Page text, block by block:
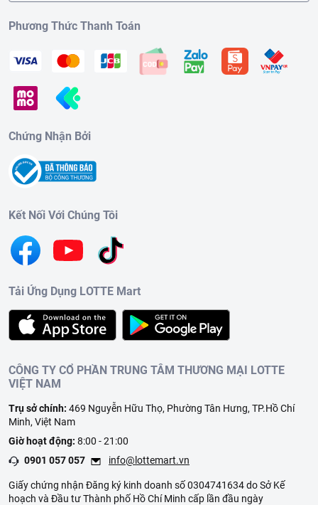
Lưu ý:
Để xa tầm tay trẻ em. Không được uống. Đậy kín sản phẩm sau
khi sử dụng.
Nếu sản phẩm dính vào mắt, rửa sạch bằng nước. Nếu nuốt
phải, uống ngay 1 ly nước hoặc sữa, nếu cần thì đến cơ sở y tế.
đơn hàng của Quý khách, vui lòng xem chính sách tại:
https://www.lottemart.vn/vi-nsg/faq/39
Phương Thức Thanh Toán
Chứng Nhận Bởi
Kết Nối Với Chúng Tôi
Tải Ứng Dụng LOTTE Mart
CÔNG TY CỔ PHẦN TRUNG TÂM THƯƠNG MẠI LOTTE
VIỆT NAM
Trụ sở chính: 469 Nguyễn Hữu Thọ, Phường Tân Hưng, TP.Hồ Chí
Minh, Việt Nam
Giờ hoạt động: 8:00 - 21:00
0901 057 057
info@lottemart.vn
Giấy chứng nhận Đăng ký kinh doanh số 0304741634 do Sở Kế
hoạch và Đầu tư Thành phố Hồ Chí Minh cấp lần đầu ngày